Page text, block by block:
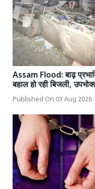
Assam Flood: बाढ़
बहाल हो रही बिजली,
Published On 03 Aug 2026